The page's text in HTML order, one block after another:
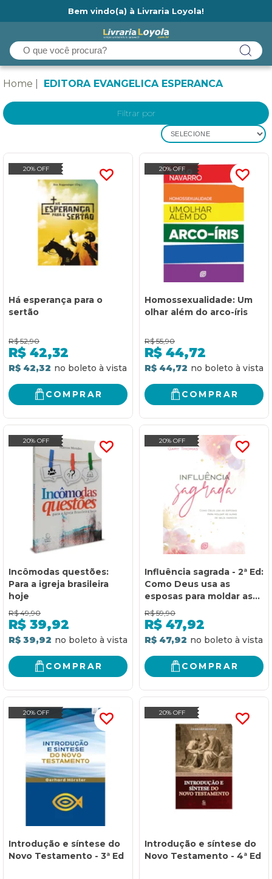
Bem vindo(a) à Livraria Loyola!
Home EDITORA EVANGELICA ESPERANCA
Filtrar por
SELECIONE
20% OFF
Há esperança para o
sertão
R$ 52,90
R$ 42,32
R$ 42,32
COMPRAR
20% OFF
Homossexualidade: Um
olhar além do arco-íris
R$ 55,90
R$ 44,72
R$ 44,72
COMPRAR
20% OFF
Incômodas questões:
Para a igreja brasileira
hoje
R$ 49,90
R$ 39,92
R$ 39,92
COMPRAR
20% OFF
Influência sagrada - 2ª Ed:
Como Deus usa as
esposas para moldar as
almas de seus maridos
R$ 59,90
R$ 47,92
R$ 47,92
COMPRAR
20% OFF
Introdução e síntese do
Novo Testamento - 3ª Ed
20% OFF
Introdução e síntese do
Novo Testamento - 4ª Ed